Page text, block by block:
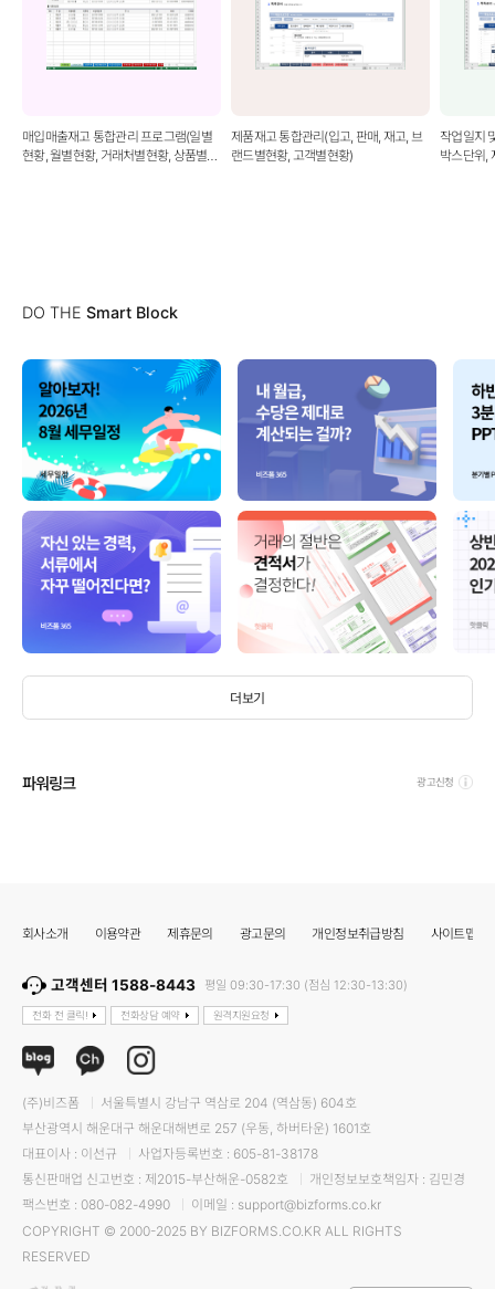
매입매출재고 통합관리 프로그램(일별
현황, 월별현황, 거래처별현황, 상품별판
제품재고 통합관리(입고, 판매, 재고, 브
랜드별현황, 고객별현황)
작업일지
박스단위,
DO THE Smart Block
더보기
파워링크 광고신청
회사소개 이용약관 제휴문의 광고문의 개인정보취급방침 사이트맵
고객센터 1588-8443 평일 09:30-17:30 (점심 12:30-13:30)
전화 전 클릭! 전화상담 예약 원격지원요청
(주)비즈폼
서울특별시 강남구 역삼로 204 (역삼동) 604호
부산광역시 해운대구 해운대해변로 257 (우동, 하버타운) 1601호
대표이사 : 이선규
사업자등록번호 : 605-81-38178
통신판매업 신고번호 : 제2015-부산해운-0582호
개인정보보호책임자 : 김민경
팩스번호 : 080-082-4990
이메일 : support@bizforms.co.kr
COPYRIGHT © 2000-2025 BY BIZFORMS.CO.KR ALL RIGHTS
RESERVED